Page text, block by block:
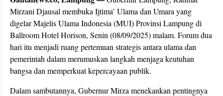
Mirzani Djausal membuka Ijtima’ Ulama dan Umara yang
digelar Majelis Ulama Indonesia (MUI) Provinsi Lampung di
Ballroom Hotel Horison, Senin (08/09/2025) malam. Forum dua
hari itu menjadi ruang pertemuan strategis antara ulama dan
pemerintah dalam merumuskan langkah menjaga keutuhan
bangsa dan memperkuat kepercayaan publik.
Dalam sambutannya, Gubernur Mirza menekankan pentingnya